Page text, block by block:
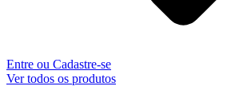
Entre ou Cadastre-se
Ver todos os produtos